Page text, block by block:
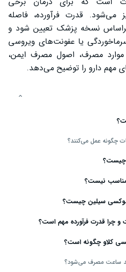
می‌شود. قدرت فرآورده، فاصله
نسخه پزشک تعیین شود و
یا عفونت‌های ویروسی
مصرف، اصول مصرف ایمن،
مهم دارو را توضیح می‌دهد.
چگونه عمل می‌کنند؟
چیست؟
مناسب نیست؟
سیلین چیست؟
کلاو چگونه است؟